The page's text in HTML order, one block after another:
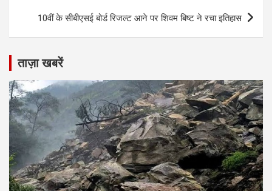
10वीं के सीबीएसई बोर्ड रिजल्ट आने पर शिवम बिष्ट ने रचा इतिहास
ताज़ा खबरें